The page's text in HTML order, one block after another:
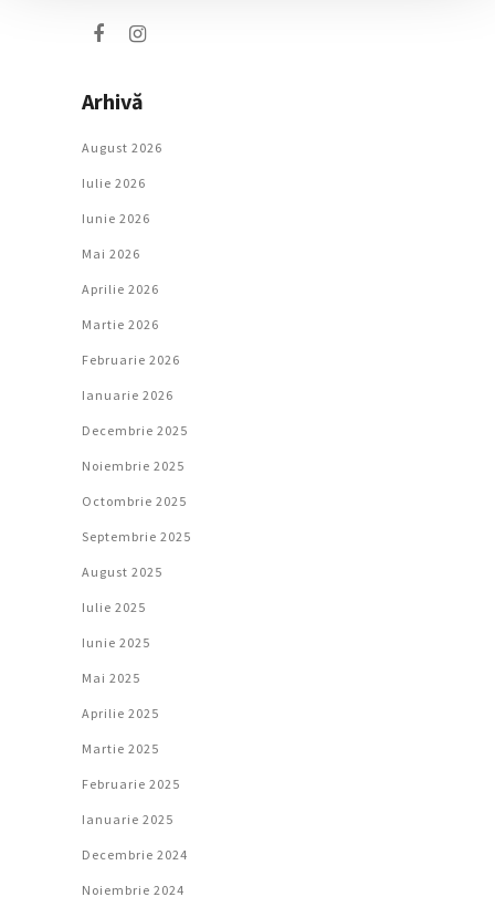
Arhivă
August 2026
Iulie 2026
Iunie 2026
Mai 2026
Aprilie 2026
Martie 2026
Februarie 2026
Ianuarie 2026
Decembrie 2025
Noiembrie 2025
Octombrie 2025
Septembrie 2025
August 2025
Iulie 2025
Iunie 2025
Mai 2025
Aprilie 2025
Martie 2025
Februarie 2025
Ianuarie 2025
Decembrie 2024
Noiembrie 2024